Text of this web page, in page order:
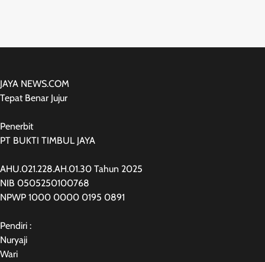
JAYA NEWS.COM
Tepat Benar Jujur
Penerbit
PT BUKTI TIMBUL JAYA
AHU.021.228.AH.01.30 Tahun 2025
NIB 0505250100768
NPWP 1000 0000 0195 0891
Pendiri :
Nuryaji
Wari